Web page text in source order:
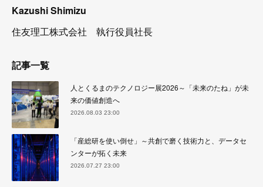
Kazushi Shimizu
住友理工株式会社 執行役員社長
記事一覧
人とくるまのテクノロジー展2026～「未来のたね」が未
来の価値創造へ
2026.08.03 23:00
「産総研を使い倒せ」～共創で磨く技術力と、データセ
ンターが拓く未来
2026.07.27 23:00